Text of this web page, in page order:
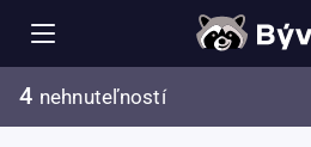
4 nehnuteľností